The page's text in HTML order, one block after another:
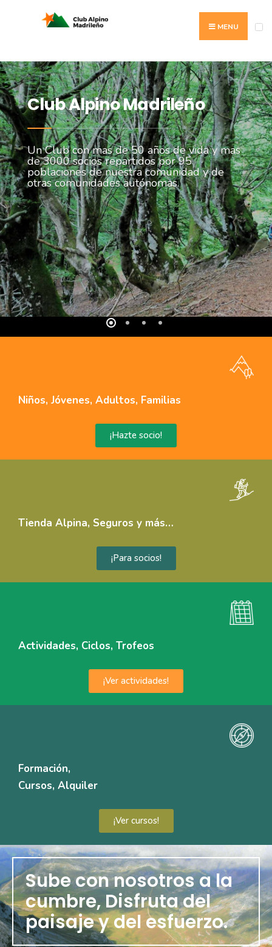
MENU
Club Alpino Madrileño
Un Club con mas de 50 años de vida y mas
de 3000 socios repartidos por 95
poblaciones de nuestra comunidad y de
otras comunidades autónomas.
Niños, Jóvenes, Adultos, Familias
¡Hazte socio!
Tienda Alpina, Seguros y más…
¡Para socios!
Actividades, Ciclos, Trofeos
¡Ver actividades!
Formación,
Cursos, Alquiler
¡Ver cursos!
Sube con nosotros a la
cumbre, Disfruta del
paisaje y del esfuerzo.